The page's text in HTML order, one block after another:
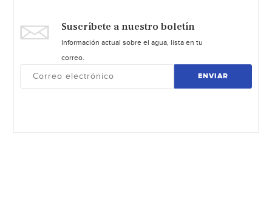
Suscríbete a nuestro boletín
Información actual sobre el agua, lista en tu
correo.
ENVIAR